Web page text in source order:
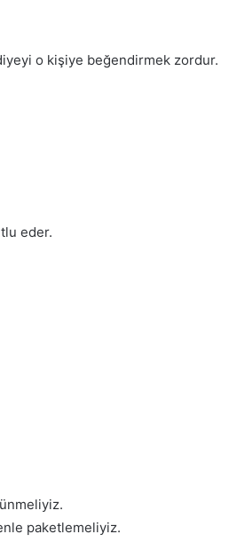
o kişiye beğendirmek zordur.
eder.
paketlemeliyiz.